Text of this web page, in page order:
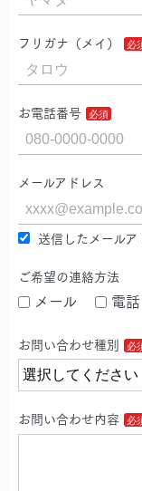
フリガナ（メイ）
お電話番号
メールアドレス
送信したメール
ご希望の連絡方法
メール 電話
お問い合わせ種別
お問い合わせ内容